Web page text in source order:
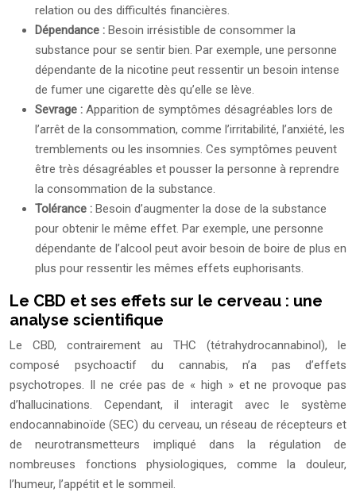
relation ou des difficultés financières.
Dépendance : Besoin irrésistible de consommer la
substance pour se sentir bien. Par exemple, une personne
dépendante de la nicotine peut ressentir un besoin intense
de fumer une cigarette dès qu’elle se lève.
Sevrage : Apparition de symptômes désagréables lors de
l’arrêt de la consommation, comme l’irritabilité, l’anxiété, les
tremblements ou les insomnies. Ces symptômes peuvent
être très désagréables et pousser la personne à reprendre
la consommation de la substance.
Tolérance : Besoin d’augmenter la dose de la substance
pour obtenir le même effet. Par exemple, une personne
dépendante de l’alcool peut avoir besoin de boire de plus en
plus pour ressentir les mêmes effets euphorisants.
Le CBD et ses effets sur le cerveau : une
analyse scientifique
Le CBD, contrairement au THC (tétrahydrocannabinol), le
composé psychoactif du cannabis, n’a pas d’effets
psychotropes. Il ne crée pas de « high » et ne provoque pas
d’hallucinations. Cependant, il interagit avec le système
endocannabinoïde (SEC) du cerveau, un réseau de récepteurs et
de neurotransmetteurs impliqué dans la régulation de
nombreuses fonctions physiologiques, comme la douleur,
l’humeur, l’appétit et le sommeil.